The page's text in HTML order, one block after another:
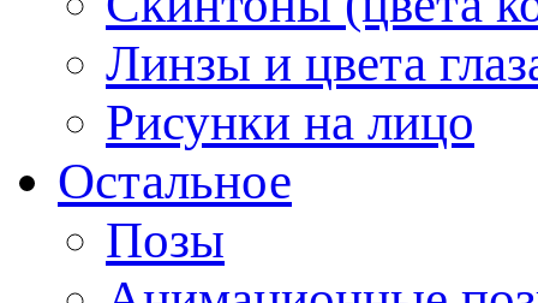
Линзы и цвета
Рисунки на лицо
Остальное
Позы